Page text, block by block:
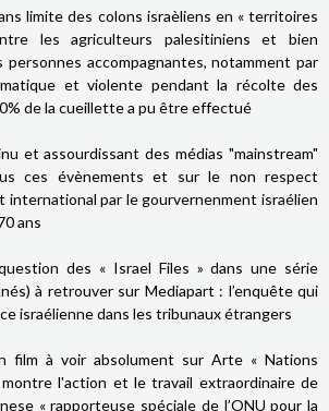
limite des colons israèliens en « territoires
les agriculteurs palesitiniens et bien
personnes accompagnantes, notamment par
et violente pendant la récolte des
de la cueillette a pu être effectué
et assourdissant des médias "mainstream"
ces évènements et sur le non respect
international par le gourvernenment israélien
ans
des « Israel Files » dans une série
à retrouver sur Mediapart : l’enquête qui
israélienne dans les tribunaux étrangers
film à voir absolument sur Arte « Nations
l'action et le travail extraordinaire de
« rapporteuse spéciale de l’ONU pour la